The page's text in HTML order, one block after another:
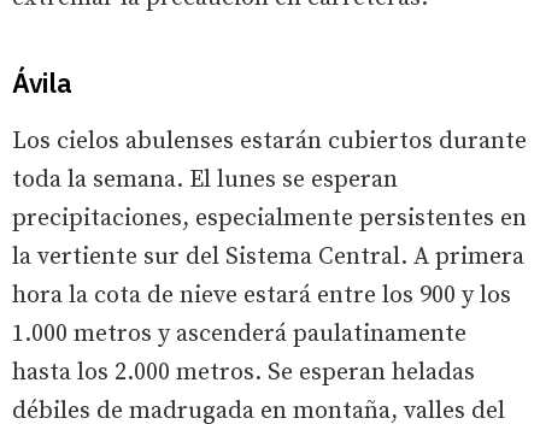
Ávila
Los cielos abulenses estarán cubiertos durante
toda la semana. El lunes se esperan
precipitaciones, especialmente persistentes en
la vertiente sur del Sistema Central. A primera
hora la cota de nieve estará entre los 900 y los
1.000 metros y ascenderá paulatinamente
hasta los 2.000 metros. Se esperan heladas
débiles de madrugada en montaña, valles del